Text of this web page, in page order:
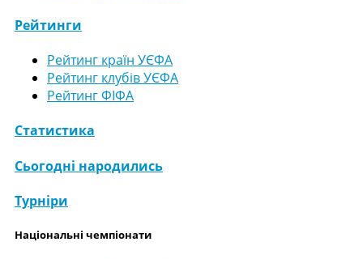
Рейтинги
Рейтинг країн УЄФА
Рейтинг клубів УЄФА
Рейтинг ФІФА
Статистика
Сьогодні народились
Турніри
Національні чемпіонати